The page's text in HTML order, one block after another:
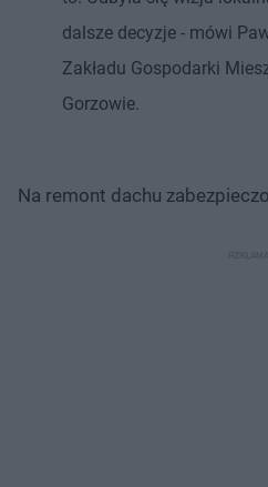
dalsze decyzje - mówi
Zakładu Gospodarki
Gorzowie.
Na remont dachu